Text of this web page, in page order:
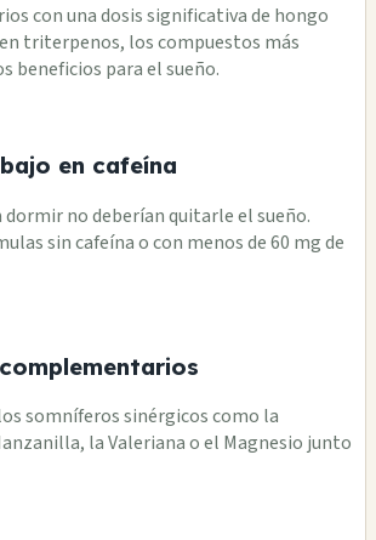
con una dosis significativa de hongo
triterpenos, los compuestos más
beneficios para el sueño.
en cafeína
no deberían quitarle el sueño.
sin cafeína o con menos de 60 mg de
somníferos sinérgicos como la
la Valeriana o el Magnesio junto